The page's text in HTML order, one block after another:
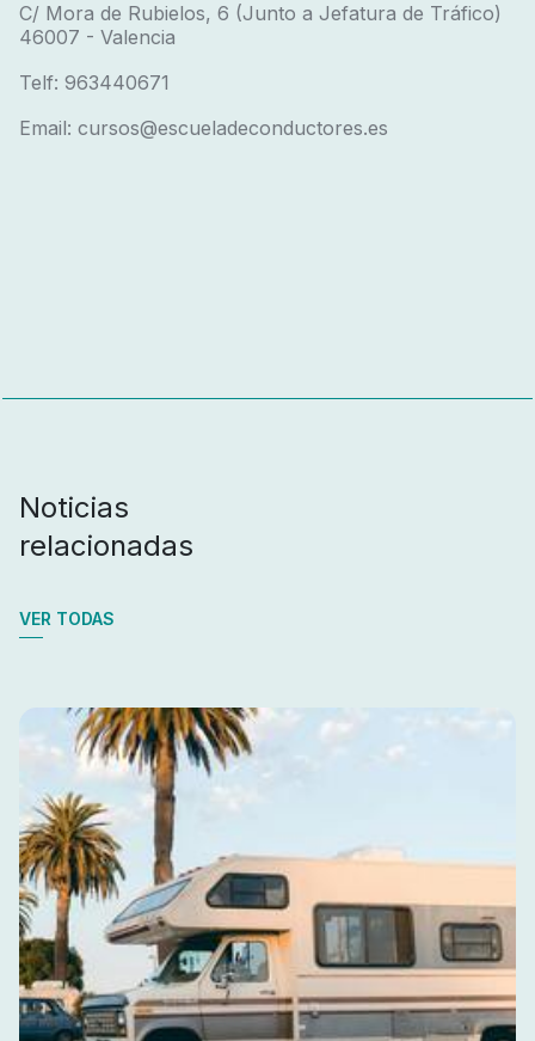
C/ Mora de Rubielos, 6 (Junto a Jefatura de Tráfico)
46007 - Valencia
Telf: 963440671
Email: cursos@escueladeconductores.es
Noticias
relacionadas
VER TODAS